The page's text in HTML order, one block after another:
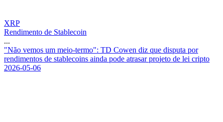
XRP
Rendimento de Stablecoin
...
"Não vemos um meio-termo": TD Cowen diz que disputa por
rendimentos de stablecoins ainda pode atrasar projeto de lei cripto
2026-05-06